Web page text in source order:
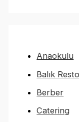
Anaokulu
Balık
Berber
Catering